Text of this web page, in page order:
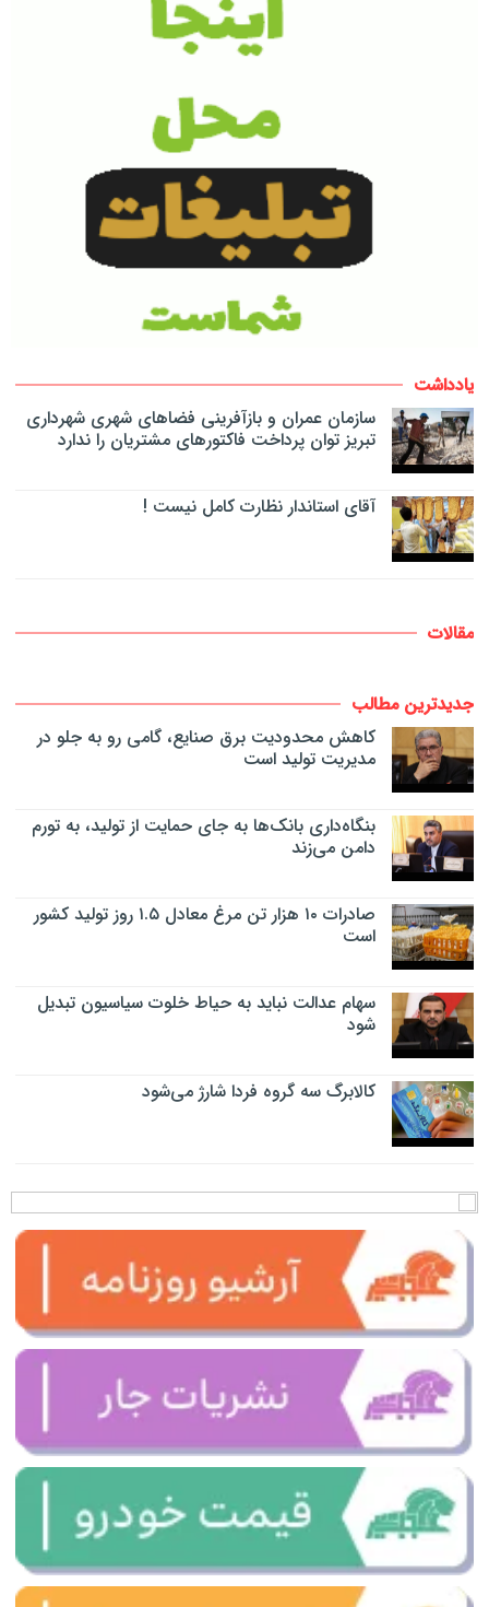
یادداشت
سازمان عمران و بازآفرینی فضاهای شهری شهرداری
تبریز توان پرداخت فاکتورهای مشتریان را ندارد
آقای استاندار نظارت کامل نیست !
مقالات
جدیدترین مطالب
کاهش محدودیت برق صنایع، گامی رو به جلو در
مدیریت تولید است
بنگاه‌داری بانک‌ها به جای حمایت از تولید، به تورم
دامن می‌زند
صادرات ۱۰ هزار تن مرغ معادل ۱.۵ روز تولید کشور
است
سهام عدالت نباید به حیاط خلوت سیاسیون تبدیل
شود
کالابرگ سه گروه فردا شارژ می‌شود